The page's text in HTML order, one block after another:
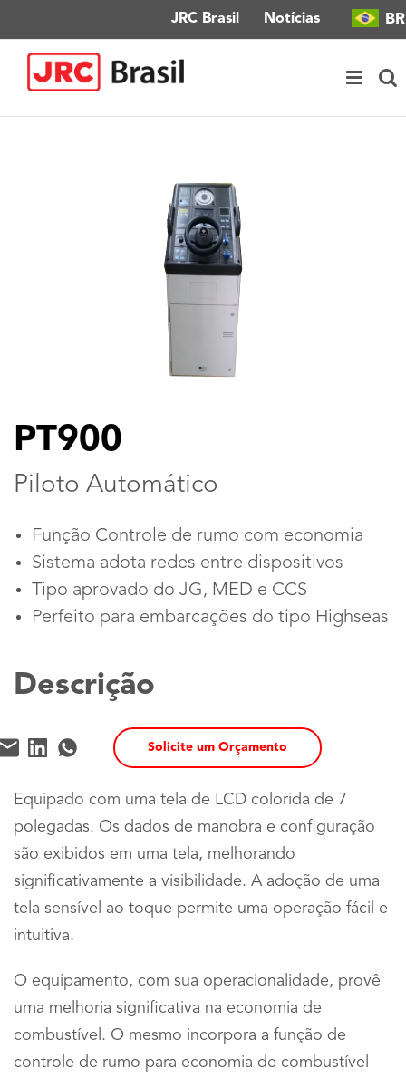
conteúdo
JRC Brasil Notícias BR
PT900
Piloto Automático
Função Controle de rumo com economia
Sistema adota redes entre dispositivos
Tipo aprovado do JG, MED e CCS
Perfeito para embarcações do tipo Highseas
Descrição
Solicite um Orçamento
Equipado com uma tela de LCD colorida de 7
polegadas. Os dados de manobra e configuração
são exibidos em uma tela, melhorando
significativamente a visibilidade. A adoção de uma
tela sensível ao toque permite uma operação fácil e
intuitiva.
O equipamento, com sua operacionalidade, provê
uma melhoria significativa na economia de
combustível. O mesmo incorpora a função de
controle de rumo para economia de combustível